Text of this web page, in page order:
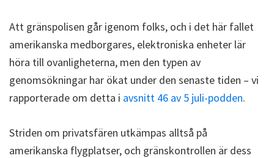
Att gränspolisen går igenom folks, och i det här fallet
amerikanska medborgares, elektroniska enheter lär
höra till ovanligheterna, men den typen av
genomsökningar har ökat under den senaste tiden – vi
rapporterade om detta i avsnitt 46 av 5 juli-podden.
Striden om privatsfären utkämpas alltså på
amerikanska flygplatser, och gränskontrollen är dess